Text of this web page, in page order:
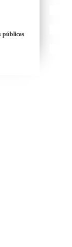
públicas